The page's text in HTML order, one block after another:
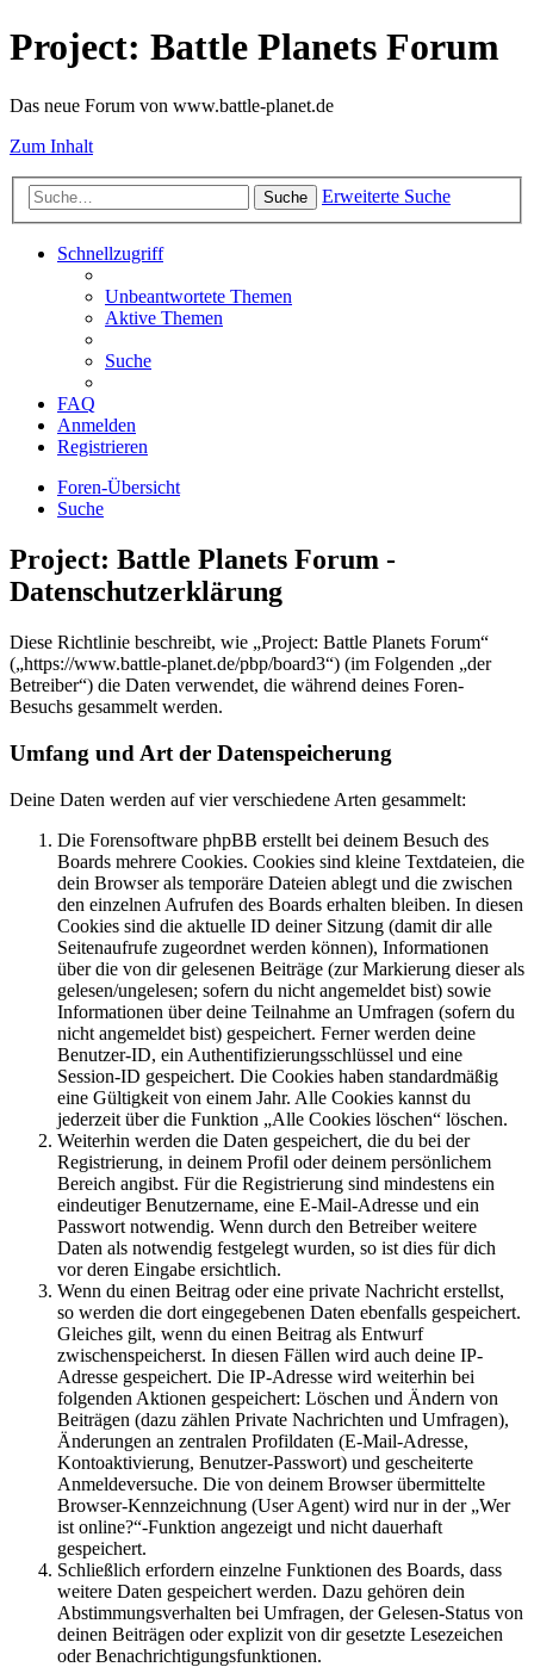
Project: Battle Planets Forum
Das neue Forum von www.battle-planet.de
Zum Inhalt
Suche Erweiterte Suche
Schnellzugriff
Unbeantwortete Themen
Aktive Themen
Suche
FAQ
Anmelden
Registrieren
Foren-Übersicht
Suche
Project: Battle Planets Forum -
Datenschutzerklärung
Diese Richtlinie beschreibt, wie „Project: Battle Planets Forum“
(„https://www.battle-planet.de/pbp/board3“) (im Folgenden „der
Betreiber“) die Daten verwendet, die während deines Foren-
Besuchs gesammelt werden.
Umfang und Art der Datenspeicherung
Deine Daten werden auf vier verschiedene Arten gesammelt:
Die Forensoftware phpBB erstellt bei deinem Besuch des
Boards mehrere Cookies. Cookies sind kleine Textdateien, die
dein Browser als temporäre Dateien ablegt und die zwischen
den einzelnen Aufrufen des Boards erhalten bleiben. In diesen
Cookies sind die aktuelle ID deiner Sitzung (damit dir alle
Seitenaufrufe zugeordnet werden können), Informationen
über die von dir gelesenen Beiträge (zur Markierung dieser als
gelesen/ungelesen; sofern du nicht angemeldet bist) sowie
Informationen über deine Teilnahme an Umfragen (sofern du
nicht angemeldet bist) gespeichert. Ferner werden deine
Benutzer-ID, ein Authentifizierungsschlüssel und eine
Session-ID gespeichert. Die Cookies haben standardmäßig
eine Gültigkeit von einem Jahr. Alle Cookies kannst du
jederzeit über die Funktion „Alle Cookies löschen“ löschen.
Weiterhin werden die Daten gespeichert, die du bei der
Registrierung, in deinem Profil oder deinem persönlichem
Bereich angibst. Für die Registrierung sind mindestens ein
eindeutiger Benutzername, eine E-Mail-Adresse und ein
Passwort notwendig. Wenn durch den Betreiber weitere
Daten als notwendig festgelegt wurden, so ist dies für dich
vor deren Eingabe ersichtlich.
Wenn du einen Beitrag oder eine private Nachricht erstellst,
so werden die dort eingegebenen Daten ebenfalls gespeichert.
Gleiches gilt, wenn du einen Beitrag als Entwurf
zwischenspeicherst. In diesen Fällen wird auch deine IP-
Adresse gespeichert. Die IP-Adresse wird weiterhin bei
folgenden Aktionen gespeichert: Löschen und Ändern von
Beiträgen (dazu zählen Private Nachrichten und Umfragen),
Änderungen an zentralen Profildaten (E-Mail-Adresse,
Kontoaktivierung, Benutzer-Passwort) und gescheiterte
Anmeldeversuche. Die von deinem Browser übermittelte
Browser-Kennzeichnung (User Agent) wird nur in der „Wer
ist online?“-Funktion angezeigt und nicht dauerhaft
gespeichert.
Schließlich erfordern einzelne Funktionen des Boards, dass
weitere Daten gespeichert werden. Dazu gehören dein
Abstimmungsverhalten bei Umfragen, der Gelesen-Status von
deinen Beiträgen oder explizit von dir gesetzte Lesezeichen
oder Benachrichtigungsfunktionen.